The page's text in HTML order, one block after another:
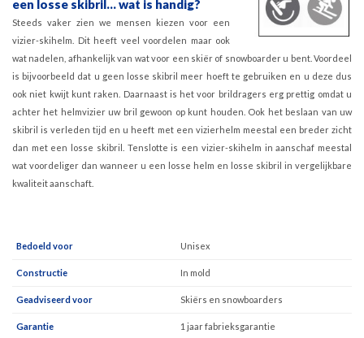
een losse skibril... wat is handig?
Steeds vaker zien we mensen kiezen voor een
vizier-skihelm. Dit heeft veel voordelen maar ook
wat nadelen, afhankelijk van wat voor een skiër of snowboarder u bent. Voordeel
is bijvoorbeeld dat u geen losse skibril meer hoeft te gebruiken en u deze dus
ook niet kwijt kunt raken. Daarnaast is het voor brildragers erg prettig omdat u
achter het helmvizier uw bril gewoon op kunt houden. Ook het beslaan van uw
skibril is verleden tijd en u heeft met een vizierhelm meestal een breder zicht
dan met een losse skibril. Tenslotte is een vizier-skihelm in aanschaf meestal
wat voordeliger dan wanneer u een losse helm en losse skibril in vergelijkbare
kwaliteit aanschaft.
Bedoeld voor Unisex
Constructie In mold
Geadviseerd voor Skiërs en snowboarders
Garantie 1 jaar fabrieksgarantie